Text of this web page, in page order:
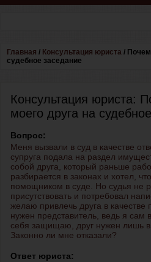
Главная / Консультация юриста /
судебное заседание
Консультация юриста:
моего друга на
Вопрос:
Меня вызвали в суд в качестве
супруга подала на раздел
собой друга, который раньше
разбирается в законах и хотел,
помощником в суде. Но судья не
присутствовать и потребовал
желаю привлечь друга в
нужен представитель, ведь я сам
себя защищаю, друг нужен лишь
Законно ли мне отказали?
Ответ юриста: